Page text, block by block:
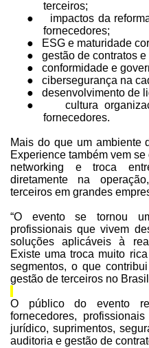
terceiros;
●
impactos da
fornecedores;
●
ESG e maturidade
●
gestão de contratos
●
conformidade e
●
cibersegurança na
●
desenvolvimento de
●
cultura
fornecedores.
Mais do que um ambiente
Experience também vem
networking e troca
diretamente na
terceiros em grandes
“O evento se tornou
profissionais que vivem
soluções aplicáveis à
Existe uma troca muito
segmentos, o que
gestão de terceiros no
O público do evento
fornecedores,
jurídico, suprimentos,
auditoria e gestão de